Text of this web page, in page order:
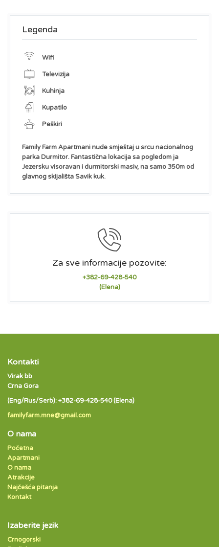
Legenda
Wifi
Televizija
Kuhinja
Kupatilo
Peškiri
Family Farm Apartmani nude smještaj u srcu nacionalnog
parka Durmitor. Fantastična lokacija sa pogledom ja
Jezersku visoravan i durmitorski masiv, na samo 350m od
glavnog skijališta Savik kuk.
Za sve informacije pozovite:
+382-69-428-540
(Elena)
Kontakti
Virak bb
Crna Gora
(Eng/Rus/Serb): +382-69-428-540 (Elena)
familyfarm.mne@gmail.com
O nama
Početna
Apartmani
O nama
Atrakcije
Najčešća pitanja
Kontakt
Izaberite jezik
Crnogorski